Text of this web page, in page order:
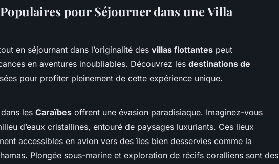
pour Séjourner dans une Villa
en séjournant dans l’originalité des villas flottantes peut
en aventures inoubliables. Découvrez les destinations de
pour profiter pleinement de cette expérience unique.
les Caraïbes offrent une évasion paradisiaque. Imaginez-vous
d’eaux cristallines, entouré de paysages luxuriants. Ces lieux
accessibles en avion vers des îles bien desservies comme la
Plongée sous-marine et exploration de récifs coralliens sont des